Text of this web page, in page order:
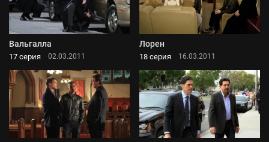
Вальгалла
17 серия 02.03.2011
Лорен
18 серия 16.03.2011